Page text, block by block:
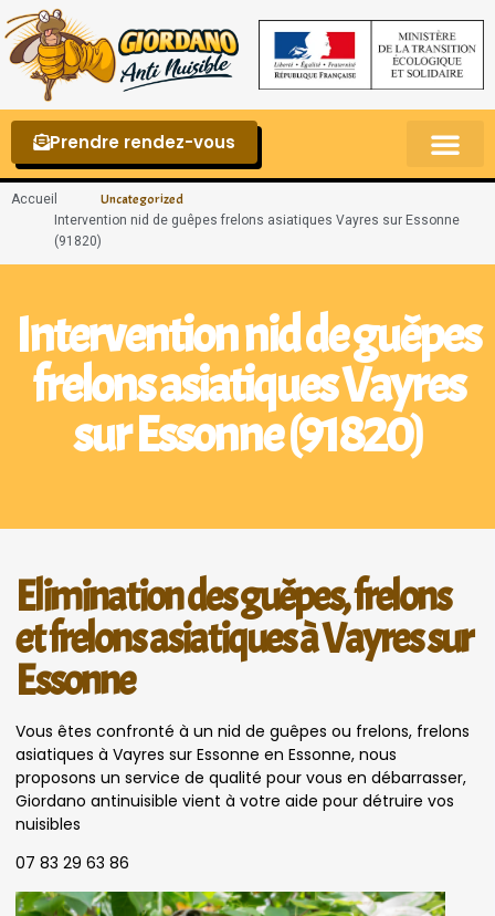
Prendre rendez-vous
Accueil Uncategorized
Intervention nid de guêpes frelons asiatiques Vayres sur Essonne
(91820)
Intervention nid de guêpes
frelons asiatiques Vayres
sur Essonne (91820)
Elimination des guêpes, frelons
et frelons asiatiques à Vayres sur
Essonne
Vous êtes confronté à un nid de guêpes ou frelons, frelons
asiatiques à Vayres sur Essonne en Essonne, nous
proposons un service de qualité pour vous en débarrasser,
Giordano antinuisible vient à votre aide pour détruire vos
nuisibles
07 83 29 63 86